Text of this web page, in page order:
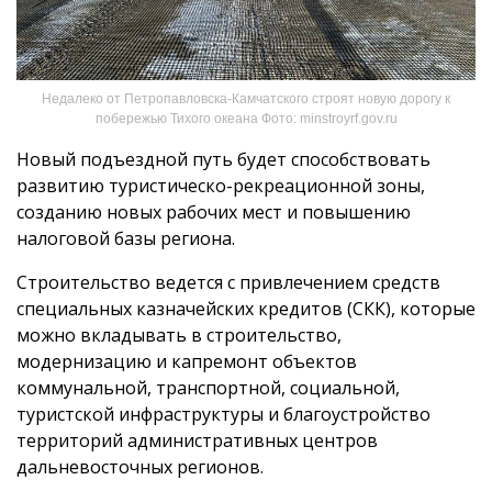
Недалеко от Петропавловска-Камчатского строят новую дорогу к
побережью Тихого океана Фото: minstroyrf.gov.ru
Новый подъездной путь будет способствовать
развитию туристическо-рекреационной зоны,
созданию новых рабочих мест и повышению
налоговой базы региона.
Строительство ведется с привлечением средств
специальных казначейских кредитов (СКК), которые
можно вкладывать в строительство,
модернизацию и капремонт объектов
коммунальной, транспортной, социальной,
туристской инфраструктуры и благоустройство
территорий административных центров
дальневосточных регионов.